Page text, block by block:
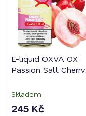
E-liquid OXVA OX
Passion Salt Cherry
Skladem
245 Kč